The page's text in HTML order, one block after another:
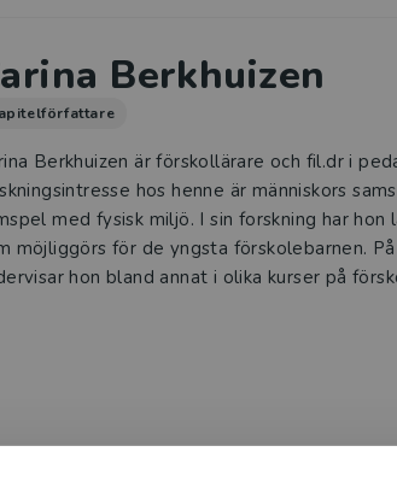
Berkhuizen
Berkhuizen är förskollärare och fil.dr i
hos henne är människors
med fysisk miljö. I sin forskning har
möjliggörs för de yngsta förskolebarnen.
hon bland annat i olika kurser på